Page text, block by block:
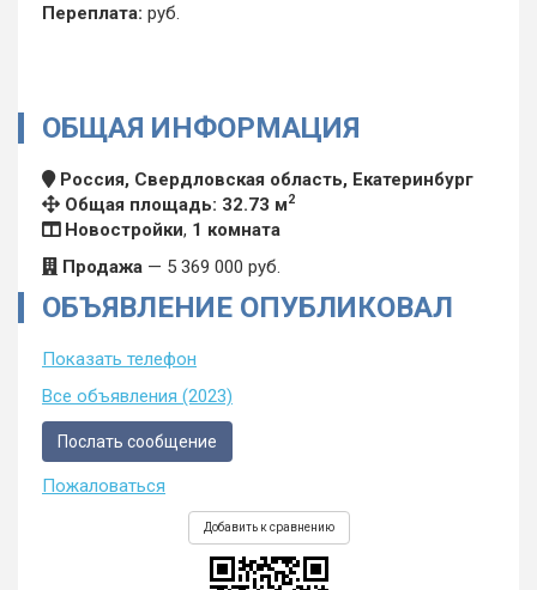
Переплата: руб.
ОБЩАЯ ИНФОРМАЦИЯ
Россия, Свердловская область, Екатеринбург
Общая площадь: 32.73 м2
Новостройки, 1 комната
Продажа — 5 369 000 руб.
ОБЪЯВЛЕНИЕ ОПУБЛИКОВАЛ
Показать телефон
Все объявления (2023)
Послать сообщение
Пожаловаться
Добавить к сравнению